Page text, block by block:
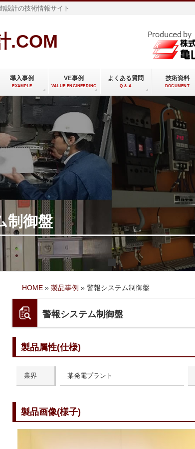
設計の技術情報サイト
.COM
導入事例
EXAMPLE
VE事例
VALUE ENGINEERING
よくある質問
Q & A
技術資料
DOCUMENT
制御盤
HOME » 製品事例 » 警報システム制御盤
警報システム制御盤
製品属性(仕様)
業界 某発電プラント
製品画像(様子)